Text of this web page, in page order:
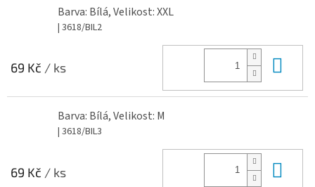
Barva: Bílá, Velikost: XXL
| 3618/BIL2
69 Kč / ks
Barva: Bílá, Velikost: M
| 3618/BIL3
69 Kč / ks